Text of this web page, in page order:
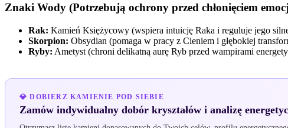
Znaki Wody (Potrzebują ochrony przed chłonięciem
Rak: Kamień Księżycowy (wspiera intuicję Raka i reguluje jego
Skorpion: Obsydian (pomaga w pracy z Cieniem i głębokiej
Ryby: Ametyst (chroni delikatną aurę Ryb przed wampirami
💎 DOBIERZ KAMIENIE POD SIEBIE
Zamów indywidualny dobór kryształów i analizę